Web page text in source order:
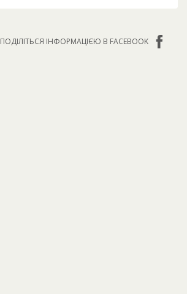
ПОДІЛІТЬСЯ ІНФОРМАЦІЄЮ В FACEBOOK